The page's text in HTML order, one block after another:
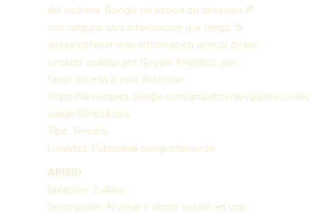
del sistema. Google no asocia su direccion IP
con ninguna otra informacion que tenga. Si
desea obtener mas informacion acerca de las
cookies usadas por Google Analytics, por
favor acceda a esta direccion:
https://developers.google.com/analytics/devguides/
usage?hl=es&csw
Tipo: Tercero
Finalidad: Publicidad comportamental
APISID
Duración: 2 años
Descripción: Al crear o iniciar sesión en una